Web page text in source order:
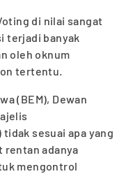
di nilai sangat
terjadi banyak
oleh oknum
tertentu.
(BEM), Dewan
tidak sesuai apa yang
rentan adanya
mengontrol